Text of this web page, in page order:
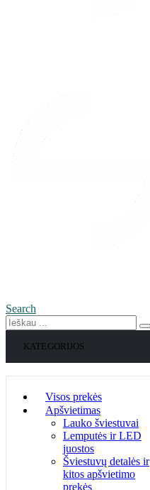
Search
KATEGORIJOS
Visos prekės
Apšvietimas
Lauko šviestuvai
Lemputės ir LED
juostos
Šviestuvų detalės ir
kitos apšvietimo
prekės